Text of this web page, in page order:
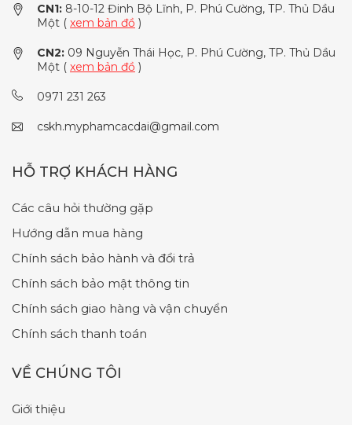
CN1: 8-10-12 Đinh Bộ Lĩnh, P. Phú Cường, TP. Thủ Dầu
Một ( xem bản đồ )
CN2: 09 Nguyễn Thái Học, P. Phú Cường, TP. Thủ Dầu
Một ( xem bản đồ )
0971 231 263
cskh.myphamcacdai@gmail.com
HỖ TRỢ KHÁCH HÀNG
Các câu hỏi thường gặp
Hướng dẫn mua hàng
Chính sách bảo hành và đổi trả
Chính sách bảo mật thông tin
Chính sách giao hàng và vận chuyển
Chính sách thanh toán
VỀ CHÚNG TÔI
Giới thiệu